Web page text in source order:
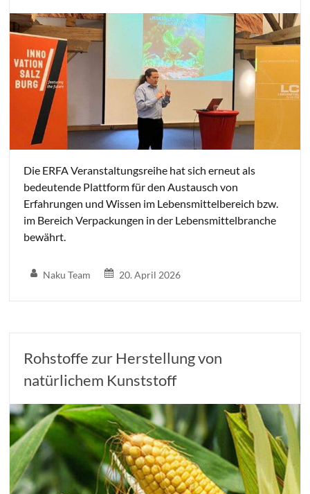
Die ERFA Veranstaltungsreihe hat sich erneut als
bedeutende Plattform für den Austausch von
Erfahrungen und Wissen im Lebensmittelbereich bzw.
im Bereich Verpackungen in der Lebensmittelbranche
bewährt.
Naku Team 20. April 2026
Rohstoffe zur Herstellung von
natürlichem Kunststoff